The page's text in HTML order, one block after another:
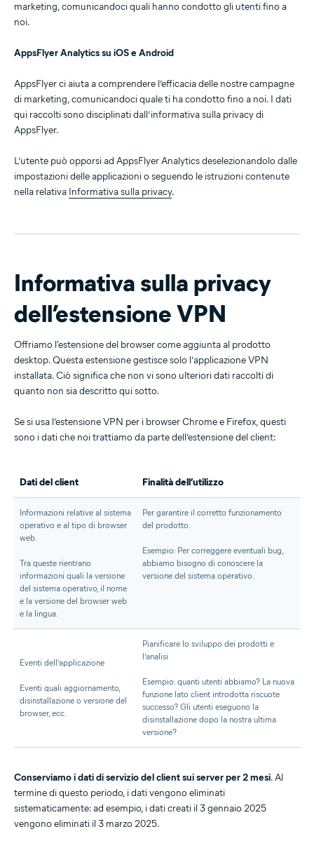
marketing, comunicandoci quali hanno condotto gli utenti fino a
noi.
AppsFlyer Analytics su iOS e Android
AppsFlyer ci aiuta a comprendere l’efficacia delle nostre campagne
di marketing, comunicandoci quale ti ha condotto fino a noi. I dati
qui raccolti sono disciplinati dall’informativa sulla privacy di
AppsFlyer.
L’utente può opporsi ad AppsFlyer Analytics deselezionandolo dalle
impostazioni delle applicazioni o seguendo le istruzioni contenute
nella relativa Informativa sulla privacy.
Informativa sulla privacy
dell’estensione VPN
Offriamo l'estensione del browser come aggiunta al prodotto
desktop. Questa estensione gestisce solo l’applicazione VPN
installata. Ciò significa che non vi sono ulteriori dati raccolti di
quanto non sia descritto qui sotto.
Se si usa l’estensione VPN per i browser Chrome e Firefox, questi
sono i dati che noi trattiamo da parte dell’estensione del client:
Dati del client Finalità dell’utilizzo
Informazioni relative al sistema
operativo e al tipo di browser
web.
Tra queste rientrano
informazioni quali la versione
del sistema operativo, il nome
e la versione del browser web
e la lingua.
Per garantire il corretto funzionamento
del prodotto.
Esempio: Per correggere eventuali bug,
abbiamo bisogno di conoscere la
versione del sistema operativo.
Eventi dell’applicazione
Eventi quali aggiornamento,
disinstallazione o versione del
browser, ecc.
Pianificare lo sviluppo dei prodotti e
l’analisi
Esempio: quanti utenti abbiamo? La nuova
funzione lato client introdotta riscuote
successo? Gli utenti eseguono la
disinstallazione dopo la nostra ultima
versione?
Conserviamo i dati di servizio del client sui server per 2 mesi. Al
termine di questo periodo, i dati vengono eliminati
sistematicamente: ad esempio, i dati creati il 3 gennaio 2025
vengono eliminati il 3 marzo 2025.